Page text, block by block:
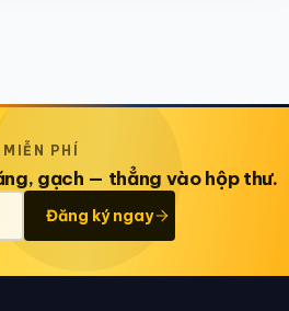
PHÍ
gạch — thẳng vào hộp thư.
Đăng ký ngay